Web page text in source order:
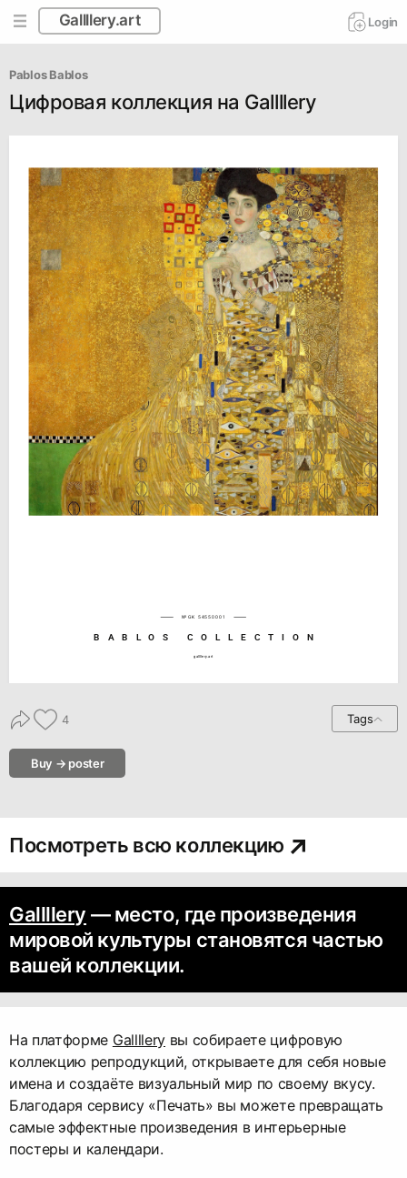
Gallllery.art Login
Pablos Bablos
Цифровая коллекция на Gallllery
№GK 54550001
BABLOS COLLECTION
gallllery.art
4 Tags
Buy → poster
Посмотреть всю коллекцию
Gallllery — место, где произведения
мировой культуры становятся частью
вашей коллекции.
На платформе Galllleryвы собираете цифровую
коллекцию репродукций, открываете для себя новые
имена и создаёте визуальный мир по своему вкусу.
Благодаря сервису «Печать» вы можете превращать
самые эффектные произведения в интерьерные
постеры и календари.